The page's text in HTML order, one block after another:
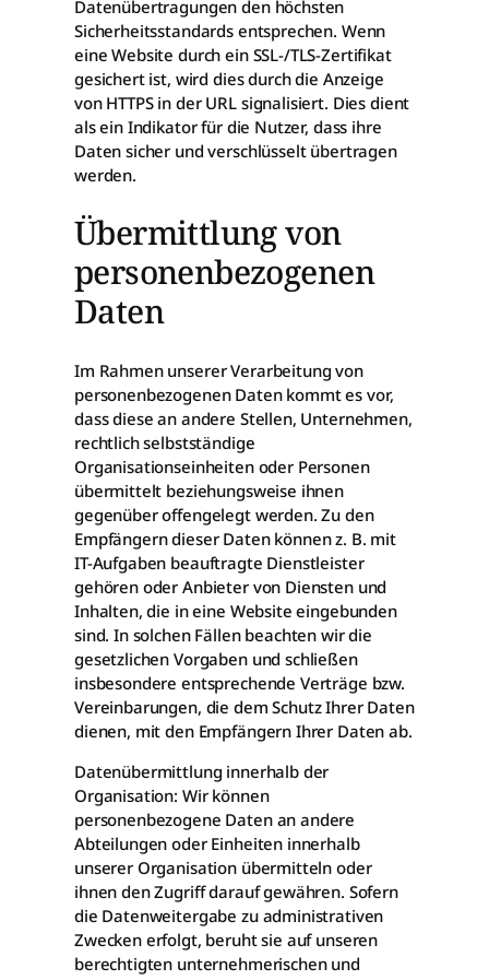
Datenübertragungen den höchsten
Sicherheitsstandards entsprechen. Wenn
eine Website durch ein SSL-/TLS-Zertifikat
gesichert ist, wird dies durch die Anzeige
von HTTPS in der URL signalisiert. Dies dient
als ein Indikator für die Nutzer, dass ihre
Daten sicher und verschlüsselt übertragen
werden.
Übermittlung von
personenbezogenen
Daten
Im Rahmen unserer Verarbeitung von
personenbezogenen Daten kommt es vor,
dass diese an andere Stellen, Unternehmen,
rechtlich selbstständige
Organisationseinheiten oder Personen
übermittelt beziehungsweise ihnen
gegenüber offengelegt werden. Zu den
Empfängern dieser Daten können z. B. mit
IT-Aufgaben beauftragte Dienstleister
gehören oder Anbieter von Diensten und
Inhalten, die in eine Website eingebunden
sind. In solchen Fällen beachten wir die
gesetzlichen Vorgaben und schließen
insbesondere entsprechende Verträge bzw.
Vereinbarungen, die dem Schutz Ihrer Daten
dienen, mit den Empfängern Ihrer Daten ab.
Datenübermittlung innerhalb der
Organisation: Wir können
personenbezogene Daten an andere
Abteilungen oder Einheiten innerhalb
unserer Organisation übermitteln oder
ihnen den Zugriff darauf gewähren. Sofern
die Datenweitergabe zu administrativen
Zwecken erfolgt, beruht sie auf unseren
berechtigten unternehmerischen und